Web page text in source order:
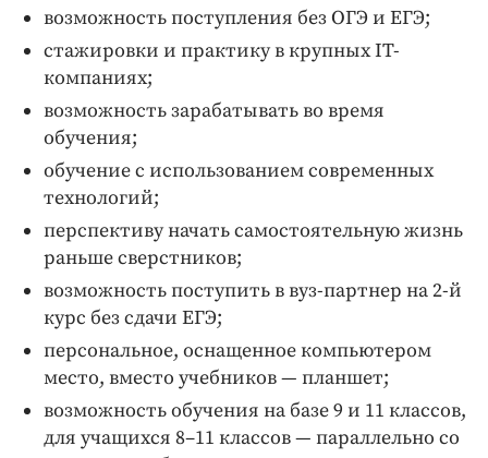
возможность поступления без ОГЭ и ЕГЭ;
стажировки и практику в крупных IT-
компаниях;
возможность зарабатывать во время
обучения;
обучение с использованием современных
технологий;
перспективу начать самостоятельную жизнь
раньше сверстников;
возможность поступить в вуз-партнер на 2-й
курс без сдачи ЕГЭ;
персональное, оснащенное компьютером
место, вместо учебников — планшет;
возможность обучения на базе 9 и 11 классов,
для учащихся 8–11 классов — параллельно со